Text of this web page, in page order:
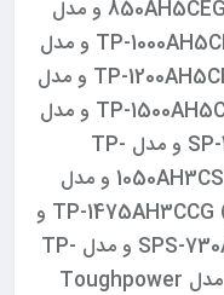
850AH5CEG-A (Toughpower 850W GOLD) و مدل
TP-1000AH5CEG (Toughpower 1000W GOLD) و مدل
TP-1200AH5CEG (Toughpower 1200W GOLD) و مدل
TP-1500AH5CEG (Toughpower 1500W Gold) و مدل
SP-450AH3CCB (SMART M450W) و مدل TP-
1050AH3CSG (Toughpower Grand 1050W) و مدل
TP-1475AH3CCG (Toughpower XT Gold 1475W) و
مدل SPS-730AH3CCB (Smart SE 730W) و مدل TP-
850AH3CCG (Madrid 850W) و مدل Toughpower